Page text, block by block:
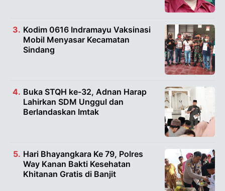
Kodim 0616 Indramayu Vaksinasi
Mobil Menyasar Kecamatan
Sindang
Buka STQH ke-32, Adnan Harap
Lahirkan SDM Unggul dan
Berlandaskan Imtak
Hari Bhayangkara Ke 79, Polres
Way Kanan Bakti Kesehatan
Khitanan Gratis di Banjit